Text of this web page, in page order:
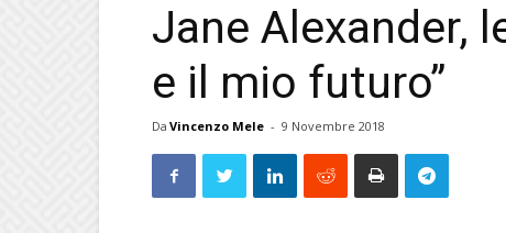
Jane Alexander,
e il mio futuro”
Da Vincenzo Mele - 9 Novembre 2018